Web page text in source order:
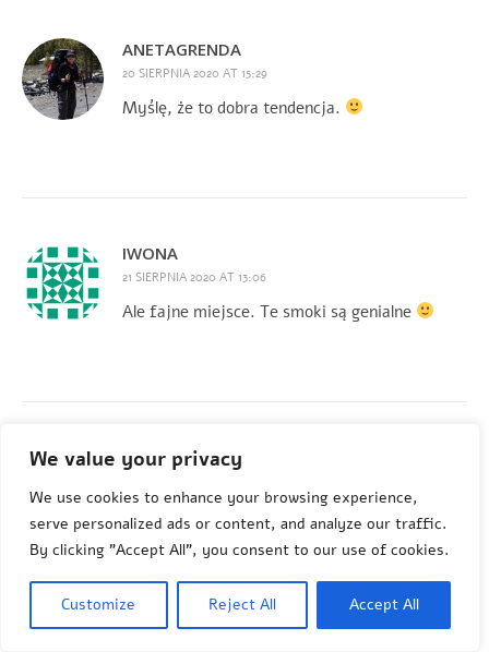
We value your privacy
We use cookies to enhance your browsing experience,
serve personalized ads or content, and analyze our traffic.
By clicking "Accept All", you consent to our use of cookies.
Customize Reject All Accept All
ANETAGRENDA
20 SIERPNIA 2020 AT 15:29
Myślę, że to dobra tendencja.
IWONA
21 SIERPNIA 2020 AT 13:06
Ale fajne miejsce. Te smoki są genialne
ŻYĆ NIE UMIERAĆ
Te smoki są extra! Moje najmłodszemu
synkowi spodobały by się one.
I całkiem